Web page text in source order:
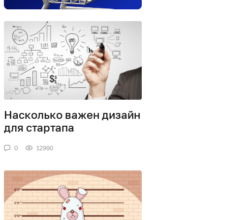
Насколько важен дизайн
для стартапа
0 12990